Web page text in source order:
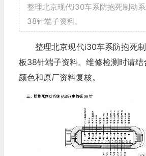
整理北京现代i30车系防抱死制动
38针端子资料。
整理北京现代i30车系防抱死
板38针端子资料。维修检测时请
颜色和原厂资料复核。